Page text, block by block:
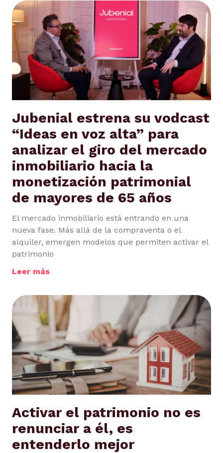
Jubenial estrena su vodcast
“Ideas en voz alta” para
analizar el giro del mercado
inmobiliario hacia la
monetización patrimonial
de mayores de 65 años
El mercado inmobiliario está entrando en una
nueva fase. Más allá de la compraventa o el
alquiler, emergen modelos que permiten activar el
patrimonio
Leer más
Activar el patrimonio no es
renunciar a él, es
entenderlo mejor